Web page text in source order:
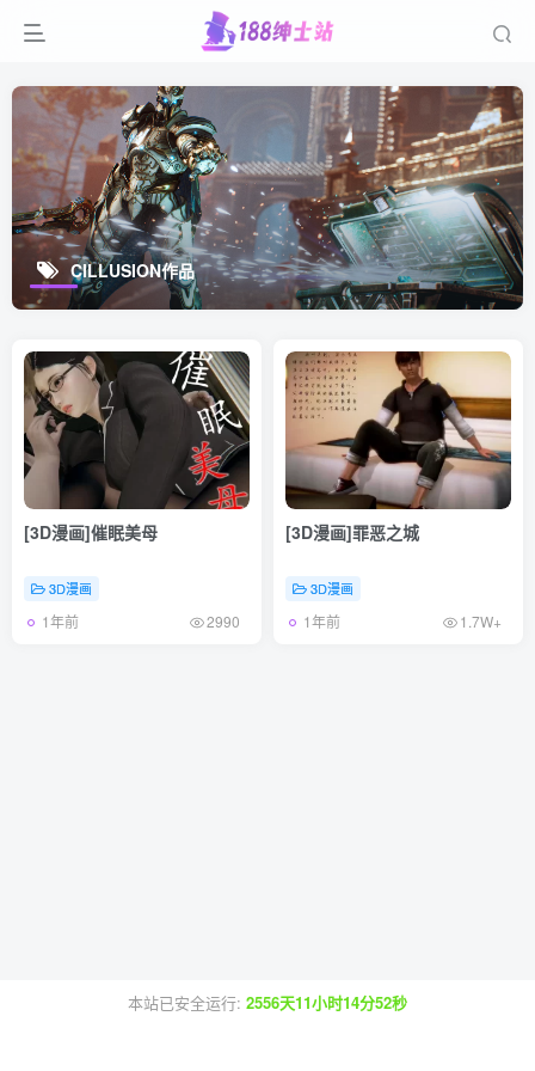
CILLUSION作品
[3D漫画]催眠美母
3D漫画
1年前 2990
[3D漫画]罪恶之城
3D漫画
1年前 1.7W+
本站已安全运行: 2556天11小时14分53秒